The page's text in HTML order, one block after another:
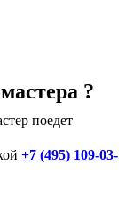
?
поедет
+7 (495) 109-03-